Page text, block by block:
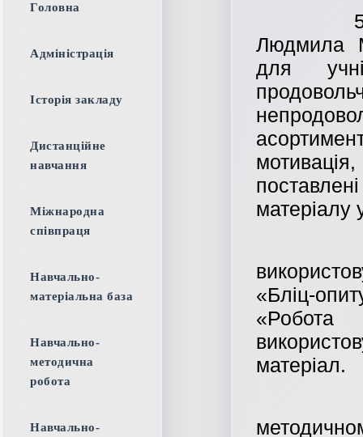
5
Людмила
для
матеріалу
«Бліц-
матеріал.
Головна
Адміністрація
Історія закладу
Дистанційне
навчання
Міжнародна
співпраця
Навчально-
матеріальна база
Навчально-
методична
робота
Навчально-